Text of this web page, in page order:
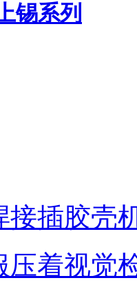
锡系列
接插胶壳
压着视觉